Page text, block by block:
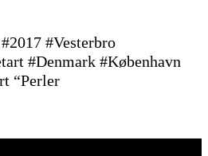
#Vesterbro
#Denmark #København
“Perler